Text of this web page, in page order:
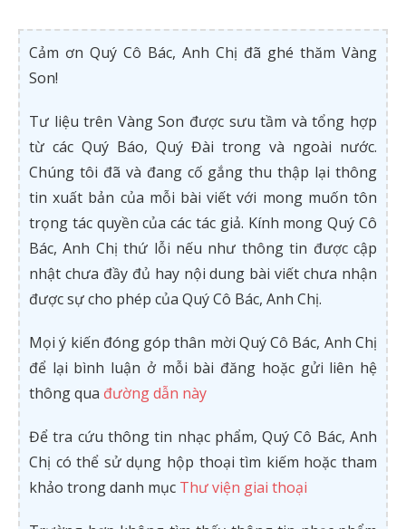
Cảm ơn Quý Cô Bác, Anh Chị đã ghé thăm Vàng
Son!
Tư liệu trên Vàng Son được sưu tầm và tổng hợp
từ các Quý Báo, Quý Đài trong và ngoài nước.
Chúng tôi đã và đang cố gắng thu thập lại thông
tin xuất bản của mỗi bài viết với mong muốn tôn
trọng tác quyền của các tác giả. Kính mong Quý Cô
Bác, Anh Chị thứ lỗi nếu như thông tin được cập
nhật chưa đầy đủ hay nội dung bài viết chưa nhận
được sự cho phép của Quý Cô Bác, Anh Chị.
Mọi ý kiến đóng góp thân mời Quý Cô Bác, Anh Chị
để lại bình luận ở mỗi bài đăng hoặc gửi liên hệ
thông qua đường dẫn này
Để tra cứu thông tin nhạc phẩm, Quý Cô Bác, Anh
Chị có thể sử dụng hộp thoại tìm kiếm hoặc tham
khảo trong danh mục Thư viện giai thoại